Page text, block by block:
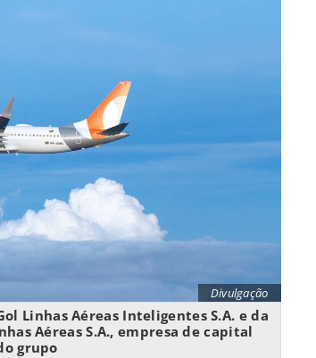
Divulgação
Linhas Aéreas Inteligentes S.A. e da
Aéreas S.A., empresa de capital
grupo